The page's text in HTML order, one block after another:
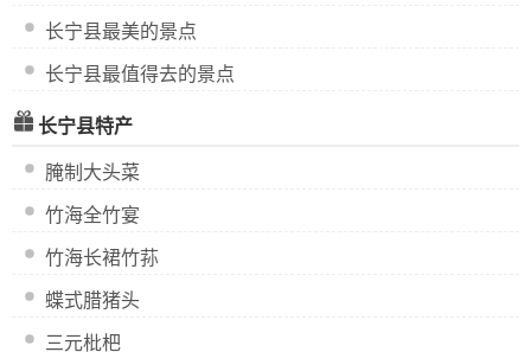
长宁县最美的景点
长宁县最值得去的景点
长宁县特产
腌制大头菜
竹海全竹宴
竹海长裙竹荪
蝶式腊猪头
三元枇杷